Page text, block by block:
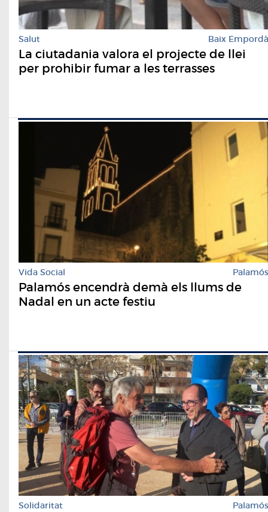
Salut Baix Empordà
La ciutadania valora el projecte de llei
per prohibir fumar a les terrasses
Vida Social Palamós
Palamós encendrà demà els llums de
Nadal en un acte festiu
Solidaritat Palamós